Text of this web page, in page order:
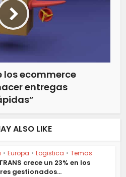
los ecommerce
entregas
ALSO LIKE
• Europa • Logistica • Temas
crece un 23% en los
gestionados...